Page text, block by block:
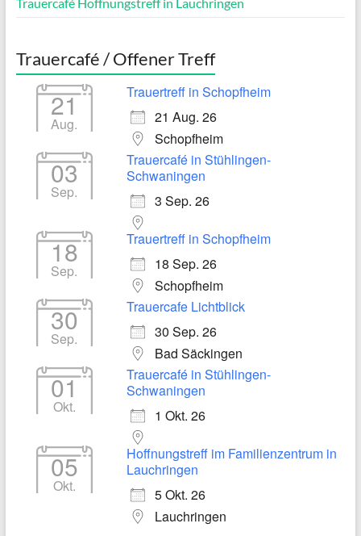
Trauercafé / Offener Treff
21
Aug.
Trauertreff in Schopfheim
21 Aug. 26
Schopfheim
03
Sep.
Trauercafé in Stühlingen-
Schwaningen
3 Sep. 26
18
Sep.
Trauertreff in Schopfheim
18 Sep. 26
Schopfheim
30
Sep.
Trauercafe Lichtblick
30 Sep. 26
Bad Säckingen
01
Okt.
Trauercafé in Stühlingen-
Schwaningen
1 Okt. 26
05
Okt.
Hoffnungstreff im Familienzentrum in
Lauchringen
5 Okt. 26
Lauchringen